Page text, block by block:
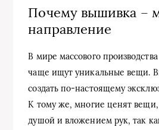
Почему вышивка –
направление
В мире массового
чаще ищут уникальные вещи.
создать по-настоящему
К тому же, многие ценят
душой и вложением рук, так